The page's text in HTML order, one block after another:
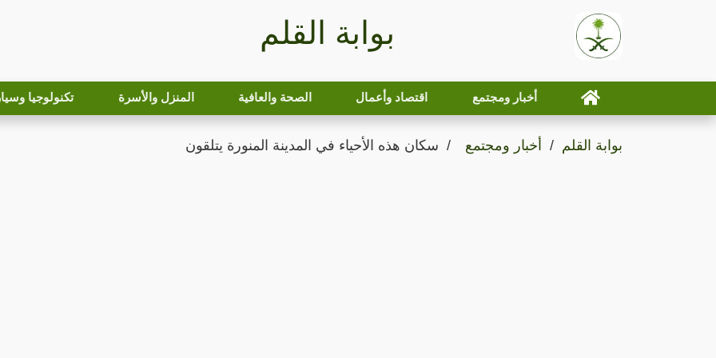
بوابة القلم
أخبار ومجتمع اقتصاد وأعمال الصحة والعافية المنزل والأسرة تكنولوجيا
بوابة القلم أخبار ومجتمع سكان هذه الأحياء في المدينة المنورة يتلقون